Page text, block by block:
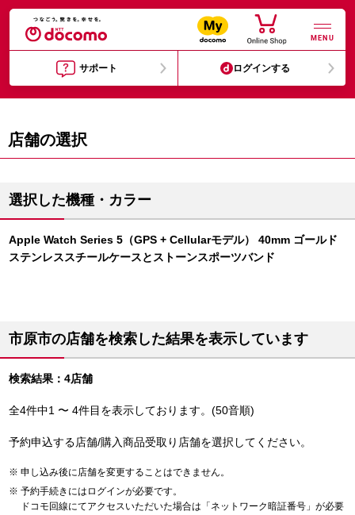
MENU
サポート ログインする
店舗の選択
選択した機種・カラー
Apple Watch Series 5（GPS + Cellularモデル） 40mm ゴールド
ステンレススチールケースとストーンスポーツバンド
市原市の店舗を検索した結果を表示しています
検索結果：4店舗
全4件中1 〜 4件目を表示しております。(50音順)
予約申込する店舗/購入商品受取り店舗を選択してください。
申し込み後に店舗を変更することはできません。
予約手続きにはログインが必要です。
ドコモ回線にてアクセスいただいた場合は「ネットワーク暗証番号」が必要